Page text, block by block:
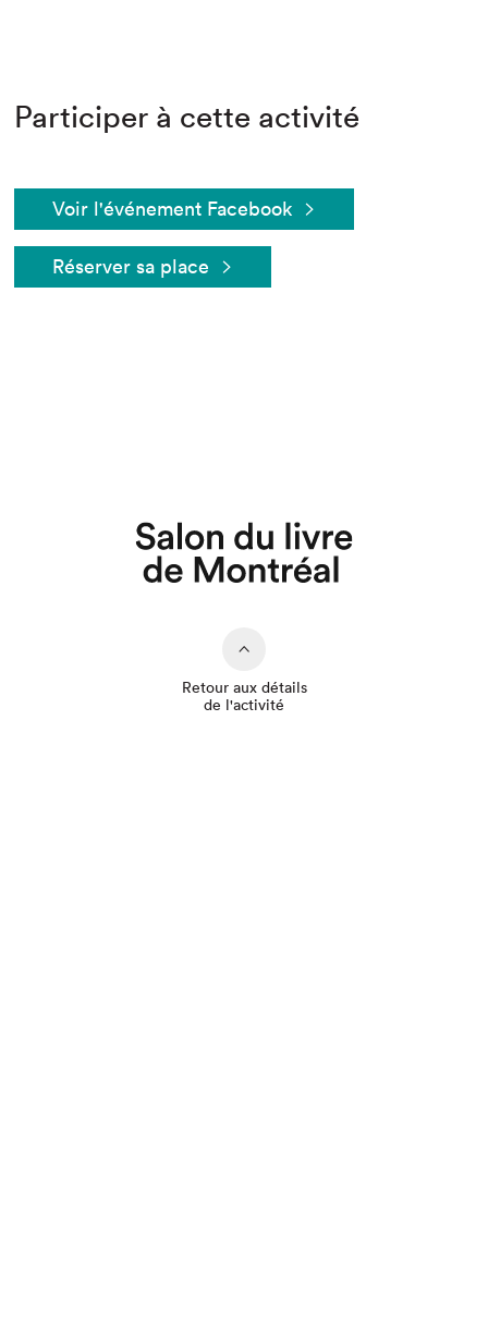
Que cherchez-vous?
Participer à cette activité
Voir l'événement Facebook
Réserver sa place
Retour aux détails
de l'activité